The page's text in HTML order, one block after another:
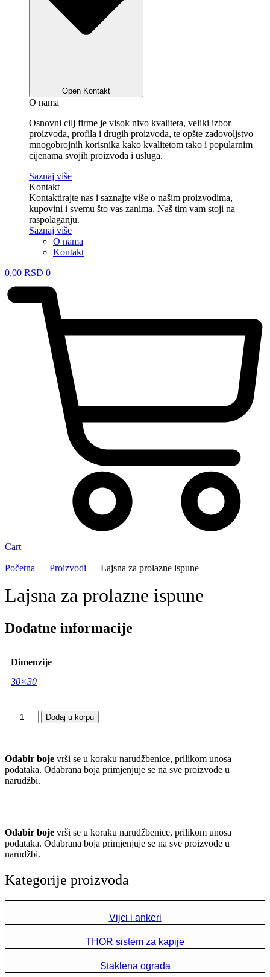
Open Kontakt
O nama
Osnovni cilj firme je visok nivo kvaliteta, veliki izbor
proizvoda, profila i drugih proizvoda, te opšte zadovoljstvo
mnogobrojnih korisnika kako kvalitetom tako i popularnim
cijenama svojih proizvoda i usluga.
Saznaj više
Kontakt
Kontaktirajte nas i saznajte više o našim proizvodima,
kupovini i svemu što vas zanima. Naš tim vam stoji na
raspolaganju.
Saznaj više
O nama
Kontakt
0,00 RSD 0
Cart
Početna ︱ Proizvodi ︱ Lajsna za prolazne ispune
Lajsna za prolazne ispune
Dodatne informacije
Dimenzije
30×30
Lajsna
za
količina
Dodaj u korpu
Odabir boje vrši se u koraku narudžbenice, prilikom unosa
podataka. Odabrana boja primjenjuje se na sve proizvode u
narudžbi.
Odabir boje vrši se u koraku narudžbenice, prilikom unosa
podataka. Odabrana boja primjenjuje se na sve proizvode u
narudžbi.
Kategorije proizvoda
Vijci i ankeri
THOR sistem za kapije
Staklena ograda